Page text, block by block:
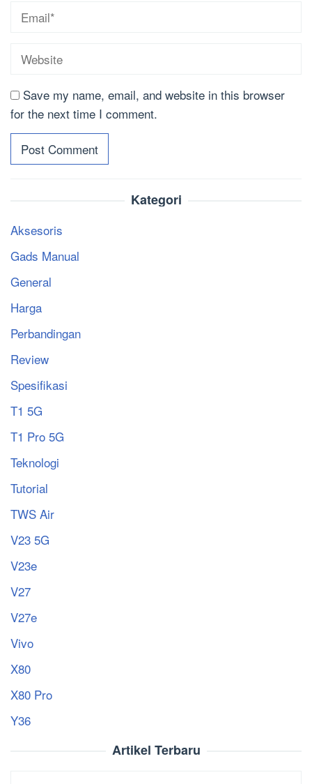
Save my name, email, and website in this browser
for the next time I comment.
Kategori
Aksesoris
Gads Manual
General
Harga
Perbandingan
Review
Spesifikasi
T1 5G
T1 Pro 5G
Teknologi
Tutorial
TWS Air
V23 5G
V23e
V27
V27e
Vivo
X80
X80 Pro
Y36
Artikel Terbaru